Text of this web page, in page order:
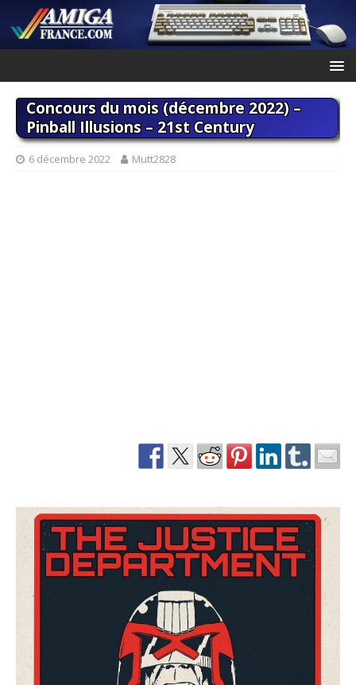
Concours du mois (décembre 2022) –
Pinball Illusions – 21st Century
6 décembre 2022 Mutt2828